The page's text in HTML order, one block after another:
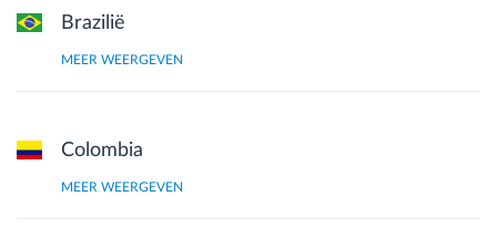
Brazilië
MEER WEERGEVEN
Colombia
MEER WEERGEVEN